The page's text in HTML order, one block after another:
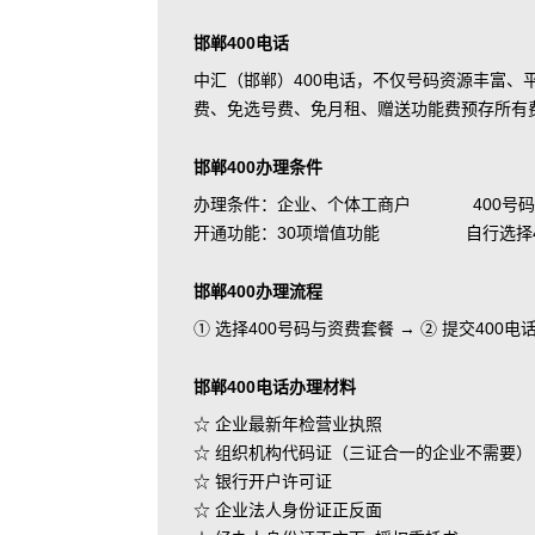
邯郸400电话
中汇（邯郸）400电话，不仅号码资源丰富、
费、免选号费、免月租、赠送功能费预存所
邯郸400办理条件
办理条件：企业、个体工商户 400号码
开通功能：30项增值功能 自行选择
邯郸400办理流程
① 选择400号码与资费套餐 → ② 提交400电
邯郸400电话办理材料
☆ 企业最新年检营业执照
☆ 组织机构代码证（三证合一的企业不需要）
☆ 银行开户许可证
☆ 企业法人身份证正反面